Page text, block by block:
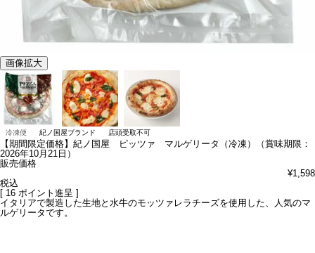
画像拡大
冷凍便 紀ノ国屋ブランド 店頭受取不可
【期間限定価格】紀ノ国屋 ピッツァ マルゲリータ（冷凍）（賞味期限：
2026年10月21日）
販売価格
¥1,598
税込
[ 16 ポイント進呈 ]
イタリアで製造した生地と水牛のモッツァレラチーズを使用した、人気のマ
ルゲリータです。